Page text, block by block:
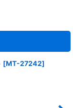
[MT-27242]